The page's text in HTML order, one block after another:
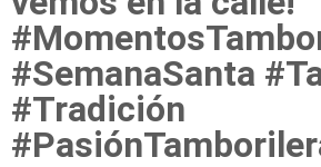
#SemanaSanta
#Tradición